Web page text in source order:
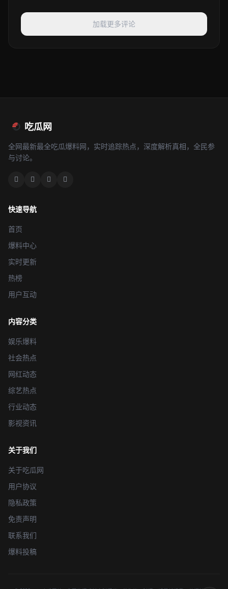
加载更多评论
吃瓜网
全网最新最全吃瓜爆料网，实时追踪热点，深度解析真相，全民参
与讨论。
快速导航
首页
爆料中心
实时更新
热榜
用户互动
内容分类
娱乐爆料
社会热点
网红动态
综艺热点
行业动态
影视资讯
关于我们
关于吃瓜网
用户协议
隐私政策
免责声明
联系我们
爆料投稿